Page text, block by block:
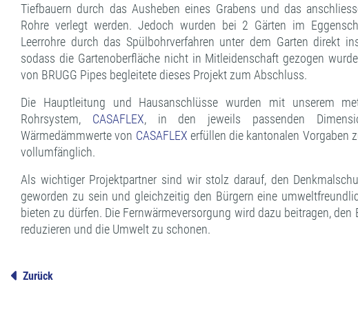
Tiefbauern durch das Ausheben eines Grabens und das
Rohre verlegt werden. Jedoch wurden bei 2 Gärten im
Leerrohre durch das Spülbohrverfahren unter dem Garten direkt
sodass die Gartenoberfläche nicht in Mitleidenschaft gezogen
von BRUGG Pipes begleitete dieses Projekt zum Abschluss.
Die Hauptleitung und Hausanschlüsse wurden mit unserem
Rohrsystem, CASAFLEX, in den jeweils passenden
Wärmedämmwerte von CASAFLEX erfüllen die kantonalen Vorgaben
vollumfänglich.
Als wichtiger Projektpartner sind wir stolz darauf, den
geworden zu sein und gleichzeitig den Bürgern eine
bieten zu dürfen. Die Fernwärmeversorgung wird dazu beitragen, den
reduzieren und die Umwelt zu schonen.
Zurück